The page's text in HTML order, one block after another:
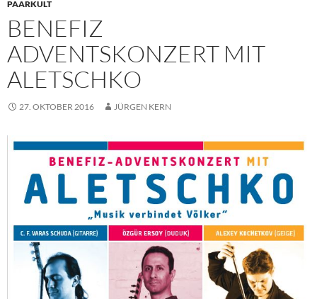
PAARKULT
BENEFIZ
ADVENTSKONZERT MIT
ALETSCHKO
27. OKTOBER 2016 JÜRGEN KERN